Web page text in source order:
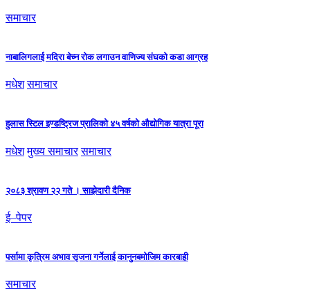
समाचार
नाबालिगलाई मदिरा बेच्न रोक लगाउन वाणिज्य संघको कडा आग्रह
मधेश समाचार
हुलास स्टिल इण्डष्ट्रिज प्रालिको ४५ वर्षको औद्योगिक यात्रा पूरा
मधेश मुख्य समाचार समाचार
२०८३ श्रावण २२ गते । साझेदारी दैनिक
ई–पेपर
पर्सामा कृत्रिम अभाव सृजना गर्नेलाई कानुनबमोजिम कारबाही
समाचार